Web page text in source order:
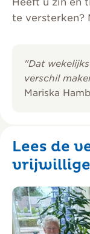
te versterken?
"Dat
verschil
Mariska
Lees de